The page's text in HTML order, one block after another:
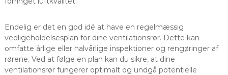
Endelig er det en god idé at have en regelmæssig
vedligeholdelsesplan for dine ventilationsrør. Dette kan
omfatte årlige eller halvårlige inspektioner og rengøringer af
rørene. Ved at følge en plan kan du sikre, at dine
ventilationsrør fungerer optimalt og undgå potentielle